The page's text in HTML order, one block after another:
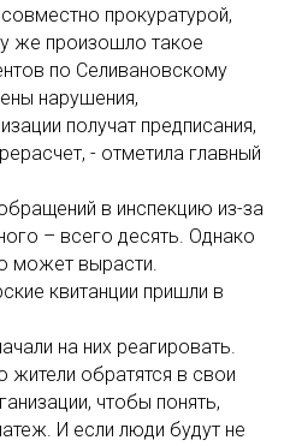
прокуратурой,
же произошло такое
по Селивановскому
нарушения,
получат предписания,
- отметила главный
в инспекцию из-за
– всего десять. Однако
может вырасти.
квитанции пришли в
на них реагировать.
жители обратятся в свои
чтобы понять,
И если люди будут не